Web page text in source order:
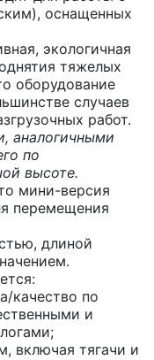
оснащенных
экологичная
тяжелых
оборудование
случаев
работ.
аналогичными
по
высоте.
мини-версия
перемещения
длиной
качество по
и
включая тягачи и